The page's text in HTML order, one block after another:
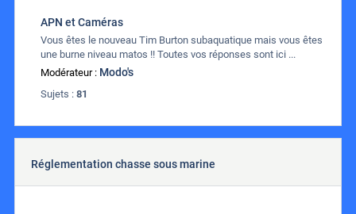
APN et Caméras
Vous êtes le nouveau Tim Burton subaquatique mais vous êtes
une burne niveau matos !! Toutes vos réponses sont ici ...
Modérateur : Modo's
Sujets : 81
Réglementation chasse sous marine